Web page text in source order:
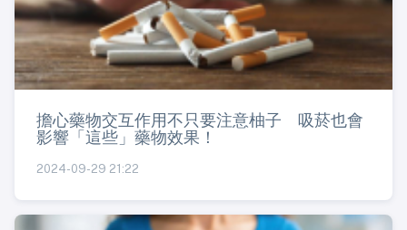
擔心藥物交互作用不只要注意柚子 吸菸也會
影響「這些」藥物效果！
2024-09-29 21:22